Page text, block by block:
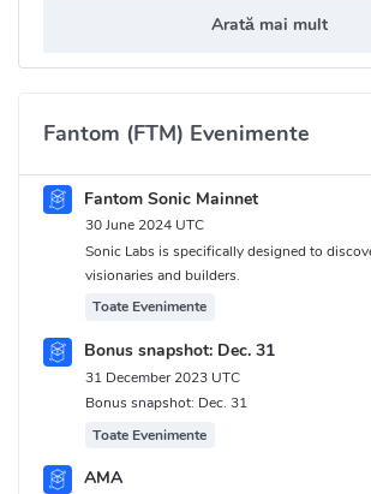
Arată mai mult
Fantom (FTM) Evenimente
Fantom Sonic Mainnet
30 June 2024 UTC
Sonic Labs is specifically designed to
visionaries and builders.
Toate Evenimente
Bonus snapshot: Dec. 31
31 December 2023 UTC
Bonus snapshot: Dec. 31
Toate Evenimente
AMA